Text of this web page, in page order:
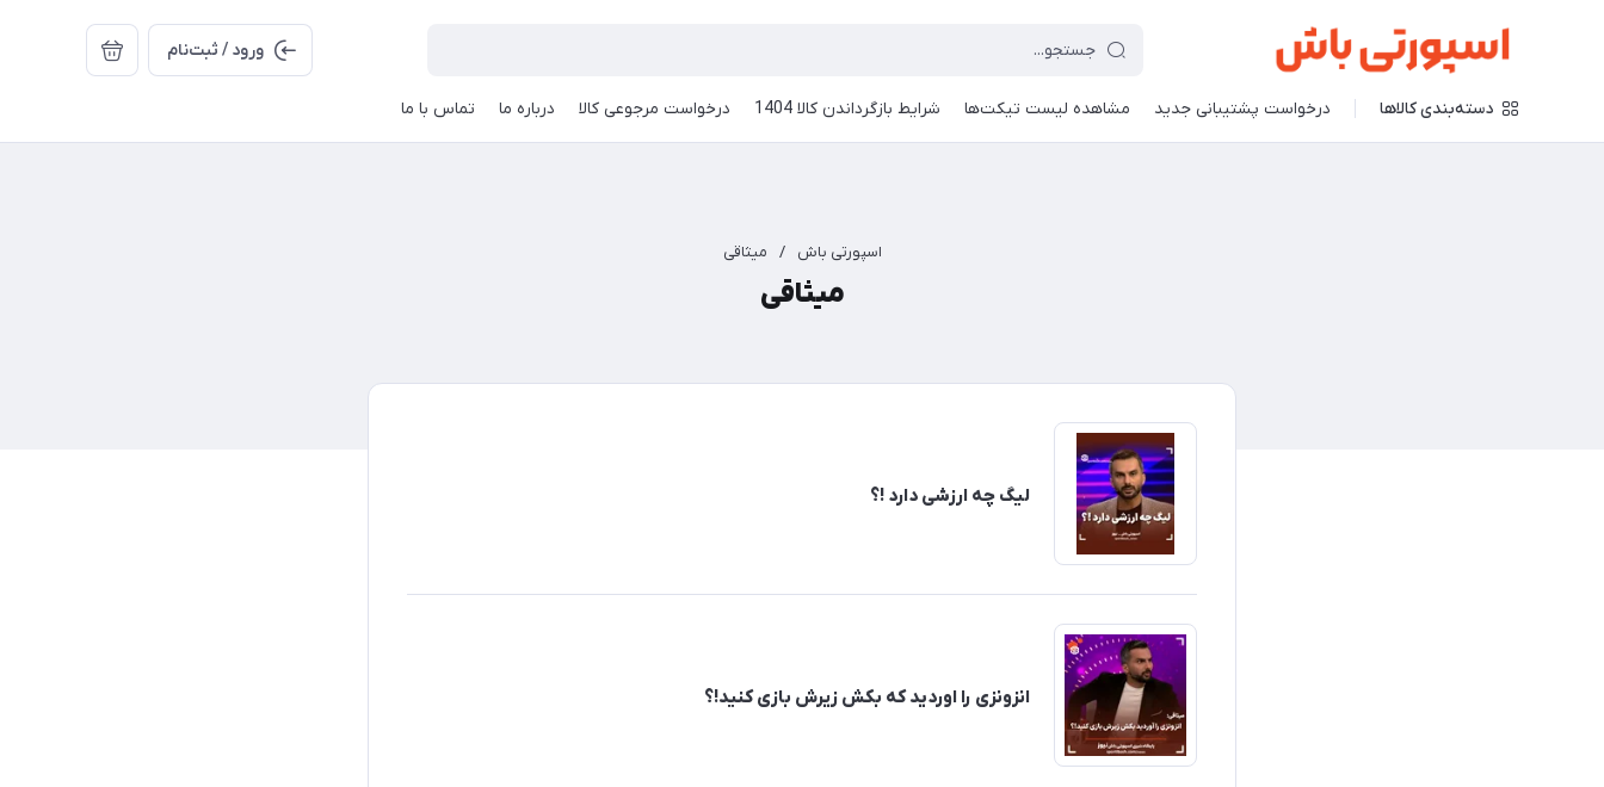
ورود / ثبت‌نام
دسته‌بندی کالاها درخواست پشتیبانی جدید مشاهده لیست تیکت‌ها شرایط بازگرداندن کالا 1404 درخواست مرجوعی کالا درباره ما تماس با ما
اسپورتی باش / میثاقی
میثاقی
لیگ چه ارزشی دارد !؟
انزونزی را اوردید که بکش زیرش بازی کنید!؟